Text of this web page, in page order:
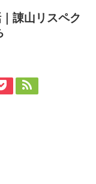
諌山リスペク